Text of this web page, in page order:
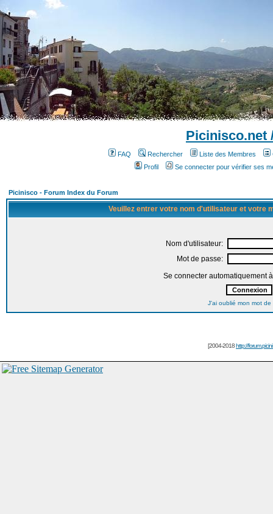
Picinisco.net
FAQ Rechercher Liste des Membres
Profil
Se connecter pour vérifier ses
Picinisco - Forum Index du Forum
Veuillez entrer votre nom d'utilisateur et votre
Nom d'utilisateur:
Mot de passe:
Se connecter automatiquement
J'ai oublié mon mot de
[2004-2018http://